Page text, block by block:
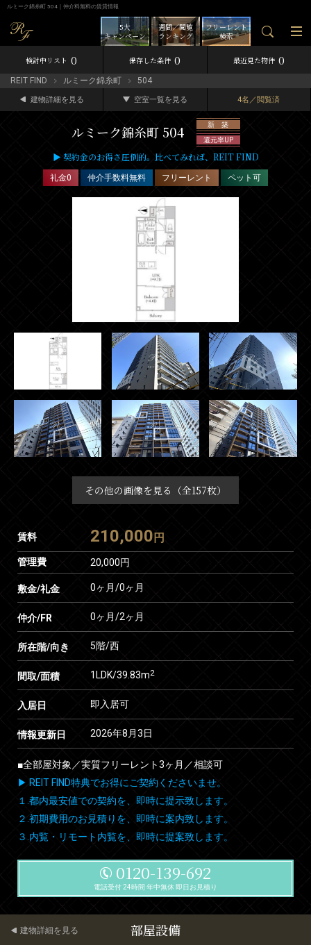
ルミーク錦糸町 504｜仲介料無料の賃貸情報
フリーレント
検索
週間／閲覧
ランキング
5大
キャンペーン
検討中リスト 0 保存した条件 0 最近見た物件 0
REIT FIND ルミーク錦糸町 504
建物詳細を見る 空室一覧を見る 4名／閲覧済
ルミーク錦糸町 504
新 築
還元率UP
▶ 契約金のお得さ圧倒的。比べてみれば、REIT FIND
礼金0 仲介手数料無料 フリーレント ペット可
その他の画像を見る（全157枚）
賃料 210,000 円
管理費 20,000円
敷金/礼金 0ヶ月/0ヶ月
仲介/FR 0ヶ月/2ヶ月
所在階/向き 5階/西
間取/面積 1LDK/39.83m2
入居日 即入居可
情報更新日 2026年8月3日
■全部屋対象／実質フリーレント3ヶ月／相談可
▶ REIT FIND特典でお得にご契約くださいませ。
１.都内最安値での契約を、即時に提示致します。
２.初期費用のお見積りを、即時に案内致します。
３.内覧・リモート内覧を、即時に提案致します。
0120-139-692
電話受付 24時間 年中無休 即日お見積り
部屋設備
建物詳細を見る